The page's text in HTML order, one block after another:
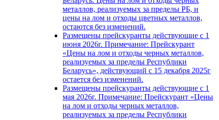
металлов, реализуемых за пределы РБ, и
цены на лом и отходы цветных металлов,
остаются без изменений.
Размещены прейскуранты действующие с 1
июня 2026г. Примечание: Прейскурант
«Цены на лом и отходы черных металлов,
реализуемых за пределы Республики
Беларусь», действующий с 15 декабря 2025г
остается без изменений.
Размещены прейскуранты действующие с 1
мая 2026г. Примечание: Прейскурант «Цены
на лом и отходы черных металлов,
реализуемых за пределы Республики